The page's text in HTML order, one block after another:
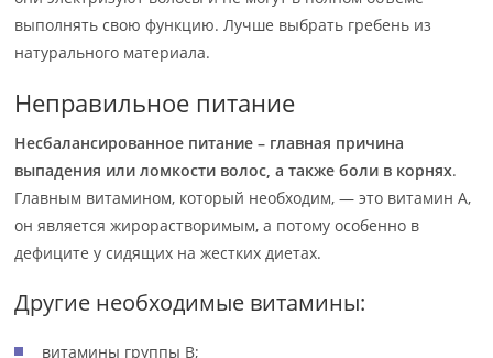
выполнять свою функцию. Лучше выбрать гребень из
натурального материала.
Неправильное питание
Несбалансированное питание – главная причина
выпадения или ломкости волос, а также боли в корнях.
Главным витамином, который необходим, — это витамин А,
он является жирорастворимым, а потому особенно в
дефиците у сидящих на жестких диетах.
Другие необходимые витамины:
витамины группы В;